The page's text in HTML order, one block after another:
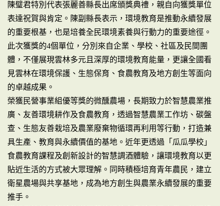
陳璧君特別代表張麗善縣長出席頒獎典禮，親自向獲獎單位
表達祝賀與肯定。陳副縣長表示，環境教育是推動永續發展
的重要根基，也是培養全民環境素養與行動力的重要途徑。
此次獲獎的4個單位，分別來自企業、學校、社區及民間團
體，不僅展現雲林多元且深厚的環境教育能量，更讓全國看
見雲林在環境保護、生態保育、食農教育及地方創生等面向
的卓越成果。
榮獲民營事業組優等獎的微醺農場，長期致力於智慧農業推
廣、友善環境耕作及食農教育，透過智慧農業工作坊、碳盤
查、生態友善栽培及農業廢棄物循環再利用等行動，打造兼
具生產、教育與永續價值的基地。近年更透過「瓜瓜學校」
食農教育課程及創新設計的智慧調酒體驗，讓環境教育以更
貼近生活的方式被大眾理解。同時積極培育青年農民，建立
衛星農場與共享基地，成為地方創生與農業永續發展的重要
推手。